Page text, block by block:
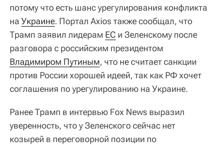
потому что есть шанс урегулирования конфликта
на Украине. Портал Axios также сообщал, что
Трамп заявил лидерам ЕС и Зеленскому после
разговора с российским президентом
Владимиром Путиным, что не считает санкции
против России хорошей идеей, так как РФ хочет
соглашения по урегулированию на Украине.
Ранее Трамп в интервью Fox News выразил
уверенность, что у Зеленского сейчас нет
козырей в переговорной позиции по